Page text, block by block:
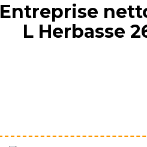
Entreprise
L Herbasse